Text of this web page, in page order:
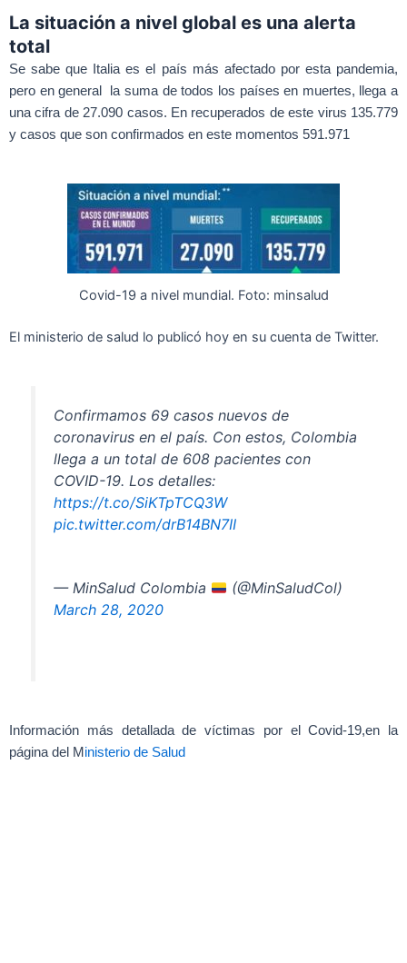
La situación a nivel global es una alerta
total
Se sabe que Italia es el país más afectado por esta pandemia,
pero en general la suma de todos los países en muertes, llega a
una cifra de 27.090 casos. En recuperados de este virus 135.779
y casos que son confirmados en este momentos 591.971
Covid-19 a nivel mundial. Foto: minsalud
El ministerio de salud lo publicó hoy en su cuenta de Twitter.
Confirmamos 69 casos nuevos de
coronavirus en el país. Con estos, Colombia
llega a un total de 608 pacientes con
COVID-19. Los detalles:
https://t.co/SiKTpTCQ3W
pic.twitter.com/drB14BN7II
— MinSalud Colombia
(@MinSaludCol)
March 28, 2020
Información más detallada de víctimas por el Covid-19,en la
página del M inisterio de Salud